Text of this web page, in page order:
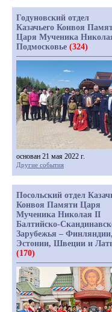
Годуновский отдел
Казачьего Конвоя
Царя Мученика
Подмосковье (324)
основан 21 мая 2022 г.
Другие события
Посольский отдел
Конвоя Памяти Царя
Мученика Николая II
Балтийско-
Зарубежья – Финляндии,
Эстонии, Швеции и
(170)